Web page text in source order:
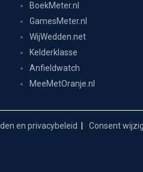
BoekMeter.nl
GamesMeter.nl
WijWedden.net
Kelderklasse
Anfieldwatch
MeeMetOranje.nl
en privacybeleid Consent